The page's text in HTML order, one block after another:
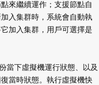
來繼續運作；支援節點自
入集群時，系統會自動執
加入集群，用戶可選擇是
當下虛擬機運行狀態、以及
當時狀態。執行虛擬機快